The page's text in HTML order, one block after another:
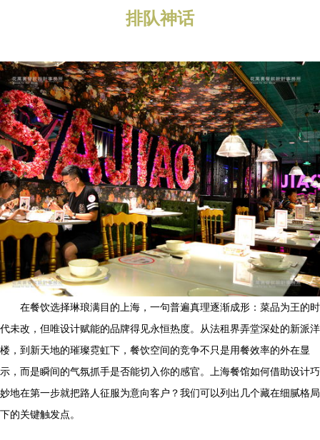
排队神话
在餐饮选择琳琅满目的上海，一句普遍真理逐渐成形：菜品为王的时
代未改，但唯设计赋能的品牌得见永恒热度。从法租界弄堂深处的新派洋
楼，到新天地的璀璨霓虹下，餐饮空间的竞争不只是用餐效率的外在显
示，而是瞬间的气氛抓手是否能切入你的感官。上海餐馆如何借助设计巧
妙地在第一步就把路人征服为意向客户？我们可以列出几个藏在细腻格局
下的关键触发点。